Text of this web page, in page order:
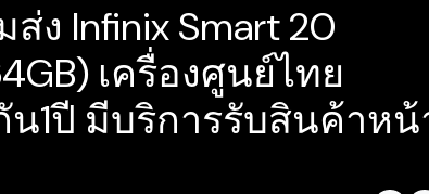
ง Infinix Smart 20
เครื่องศูนย์ไทย
น1ปี มีบริการรับสินค้าหน้